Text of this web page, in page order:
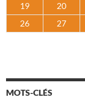
19
20
26
27
MOTS-CLÉS